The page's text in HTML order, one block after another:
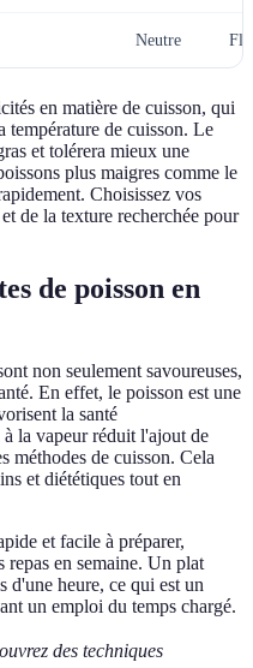
Neutre
en matière de cuisson, qui
température de cuisson. Le
et tolérera mieux une
plus maigres comme le
Choisissez vos
de la texture recherchée pour
de poisson en
non seulement savoureuses,
En effet, le poisson est une
la santé
la vapeur réduit l'ajout de
méthodes de cuisson. Cela
et diététiques tout en
et facile à préparer,
repas en semaine. Un plat
d'une heure, ce qui est un
un emploi du temps chargé.
des techniques